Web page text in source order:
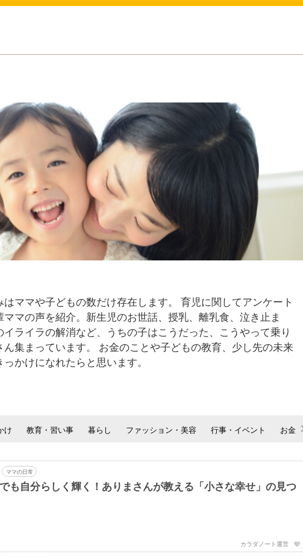
ママや子どもの数だけ存在します。 育児に関してアンケート
マの声を紹介。新生児のお世話、授乳、離乳食、泣き止ま
ライラの解消など、うちの子はこうだった、こうやって乗り
集まっています。 お金のことや子どもの教育、少し先の未来
かけになれたらと思います。
け 教育・習い事 暮らし ファッション・美容 行事・イベント お金
ママの日常
も自分らしく輝く！ありまさんが教える「小さな幸せ」の見つ
カラダノート運営